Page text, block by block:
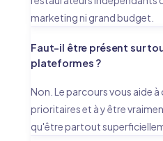
marketing ni grand budget.
Faut-il être présent sur
plateformes ?
Non. Le parcours vous aide
prioritaires et à y être
qu'être partout